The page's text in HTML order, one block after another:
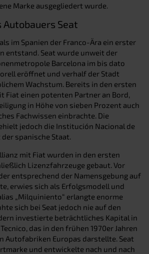
Marke ausgegliedert wurde.
Autobauers Seat
im Spanien der Franco-Ära ein erster
entstand. Seat wurde unweit der
Barcelona im bis dato
eröffnet und verhalf der Stadt
Wachstum. Bereits in den ersten
Fiat einen potenten Partner an Bord,
in Höhe von sieben Prozent auch
Fachwissen einbrachte. Die
jedoch die Institución Nacional de
spanische Staat.
mit Fiat wurden in den ersten
Lizenzfahrzeuge gebaut. Vor
entsprechend der Namensgebung auf
erwies sich als Erfolgsmodell und
„Milquiniento“ erlangte enorme
sich bei Seat jedoch nie auf den
investierte beträchtliches Kapital in
das in den frühen 1970er Jahren
Autofabriken Europas darstellte. Seat
und entwickelte nach und nach